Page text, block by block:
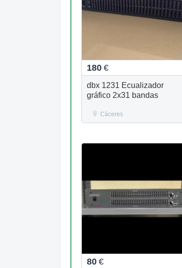
180 €
dbx 1231 Ecualizador
gráfico 2x31 bandas
Cáceres
80 €